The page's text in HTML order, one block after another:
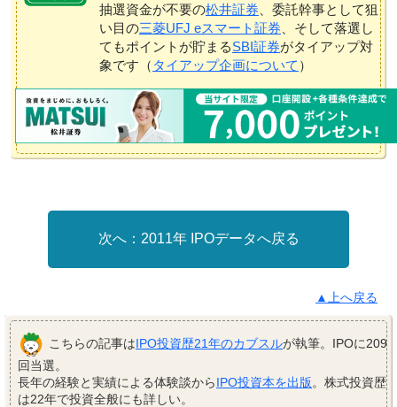
抽選資金が不要の松井証券 、委託幹事として狙
い目の三菱UFJ eスマート証券 、そして落選し
てもポイントが貯まるSBI証券がタイアップ対
象です（ タイアップ企画について ）
2011年 IPOデータへ戻る
▲上へ戻る
こちらの記事はIPO投資歴21年のカブスルが執筆。IPOに209
回当選。
長年の経験と実績による体験談からIPO投資本を出版。株式投資歴
は22年で投資全般にも詳しい。